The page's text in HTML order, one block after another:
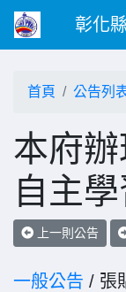
彰化
首頁 公告列
本府
自主學
上一則公告
一般公告 / 張